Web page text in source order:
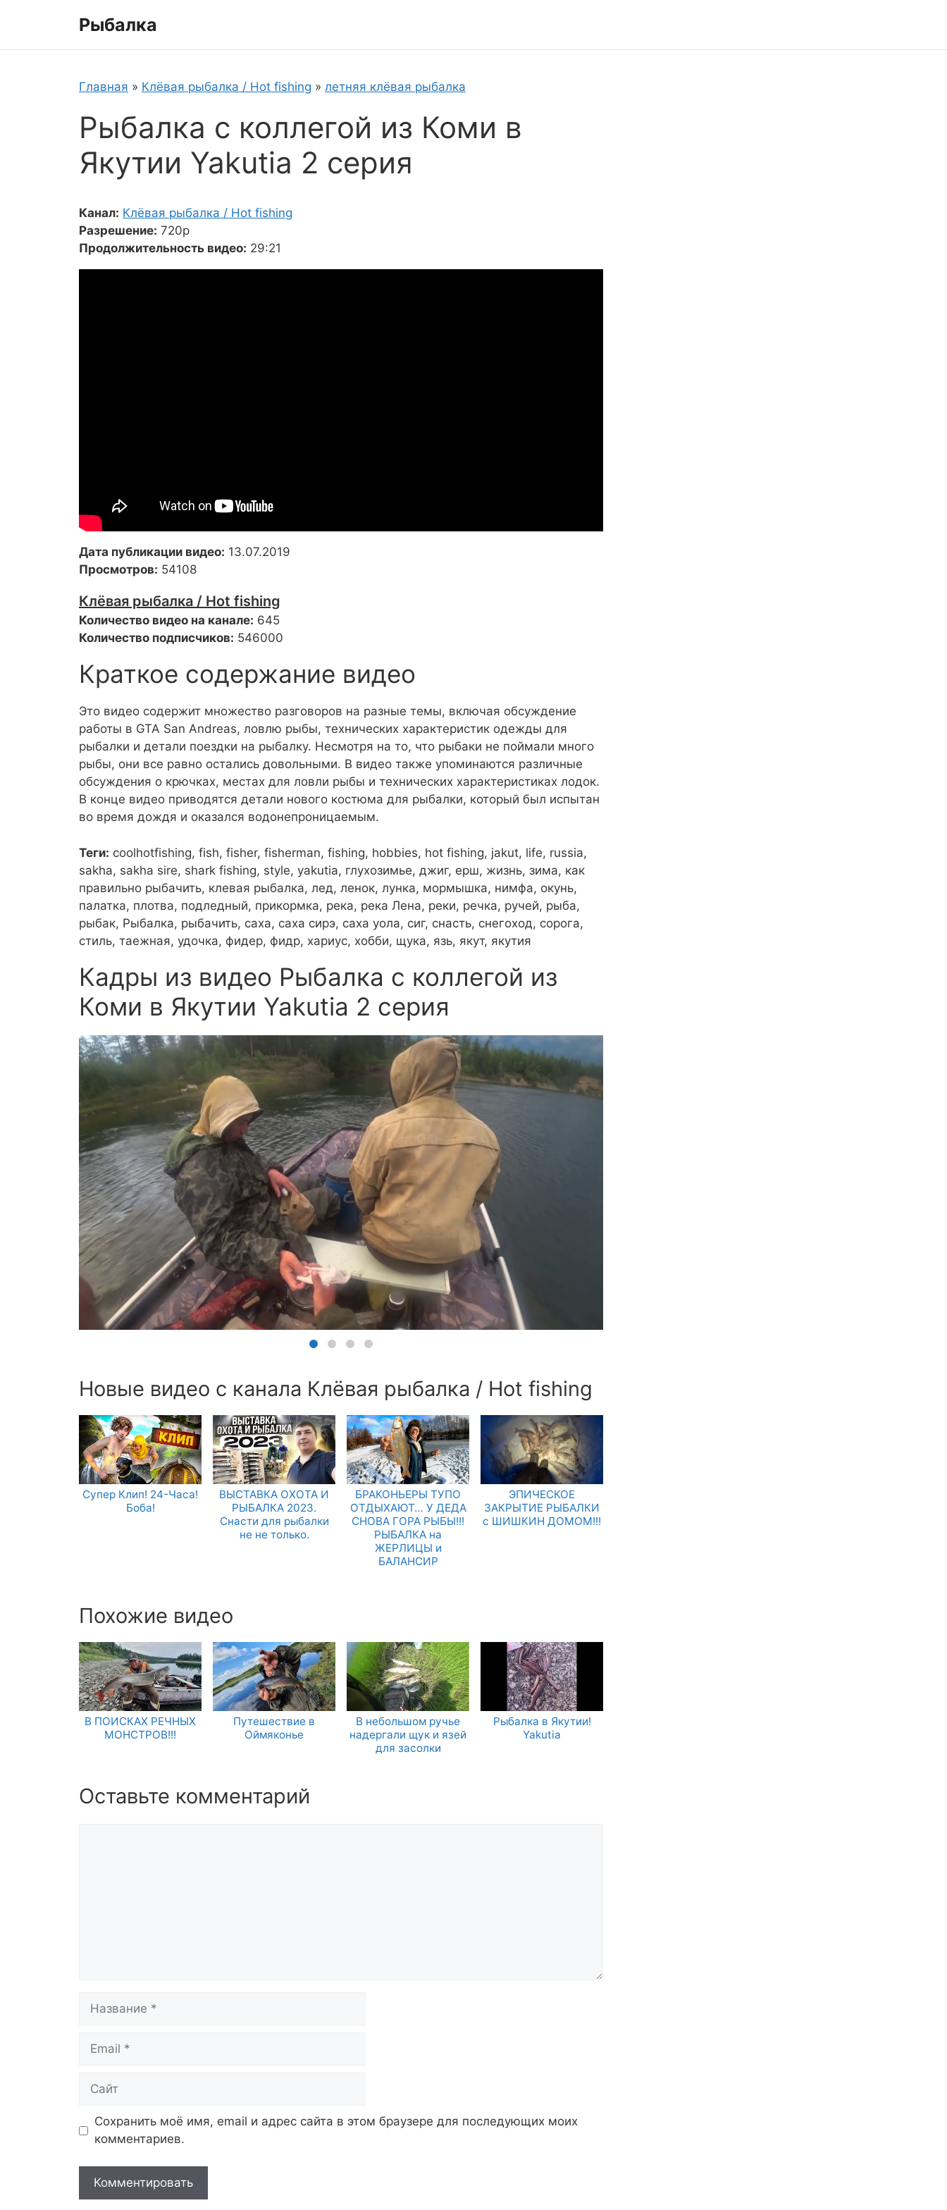
Рыбалка
Главная » Клёвая рыбалка / Hot fishing » летняя клёвая рыбалка
Рыбалка с коллегой из Коми в
Якутии Yakutia 2 серия
Канал: Клёвая рыбалка / Hot fishing
Разрешение: 720p
Продолжительность видео: 29:21
Дата публикации видео: 13.07.2019
Просмотров: 54108
Клёвая рыбалка / Hot fishing
Количество видео на канале: 645
Количество подписчиков: 546000
Краткое содержание видео
Это видео содержит множество разговоров на разные темы, включая обсуждение
работы в GTA San Andreas, ловлю рыбы, технических характеристик одежды для
рыбалки и детали поездки на рыбалку. Несмотря на то, что рыбаки не поймали много
рыбы, они все равно остались довольными. В видео также упоминаются различные
обсуждения о крючках, местах для ловли рыбы и технических характеристиках лодок.
В конце видео приводятся детали нового костюма для рыбалки, который был испытан
во время дождя и оказался водонепроницаемым.
Теги: coolhotfishing, fish, fisher, fisherman, fishing, hobbies, hot fishing, jakut, life, russia,
sakha, sakha sire, shark fishing, style, yakutia, глухозимье, джиг, ерш, жизнь, зима, как
правильно рыбачить, клевая рыбалка, лед, ленок, лунка, мормышка, нимфа, окунь,
палатка, плотва, подледный, прикормка, река, река Лена, реки, речка, ручей, рыба,
рыбак, Рыбалка, рыбачить, саха, саха сирэ, саха уола, сиг, снасть, снегоход, сорога,
стиль, таежная, удочка, фидер, фидр, хариус, хобби, щука, язь, якут, якутия
Кадры из видео Рыбалка с коллегой из
Коми в Якутии Yakutia 2 серия
Новые видео с канала Клёвая рыбалка / Hot fishing
Супер Клип! 24-Часа!
Боба!
ВЫСТАВКА ОХОТА И
РЫБАЛКА 2023.
Снасти для рыбалки
не не только.
БРАКОНЬЕРЫ ТУПО
ОТДЫХАЮТ… У ДЕДА
СНОВА ГОРА РЫБЫ!!!
РЫБАЛКА на
ЖЕРЛИЦЫ и
БАЛАНСИР
ЭПИЧЕСКОЕ
ЗАКРЫТИЕ РЫБАЛКИ
с ШИШКИН ДОМОМ!!!
Похожие видео
В ПОИСКАХ РЕЧНЫХ
МОНСТРОВ!!!
Путешествие в
Оймяконье
В небольшом ручье
надергали щук и язей
для засолки
Рыбалка в Якутии!
Yakutia
Оставьте комментарий
Название
Email
Сайт
Сохранить моё имя, email и адрес сайта в этом браузере для последующих моих
комментариев.